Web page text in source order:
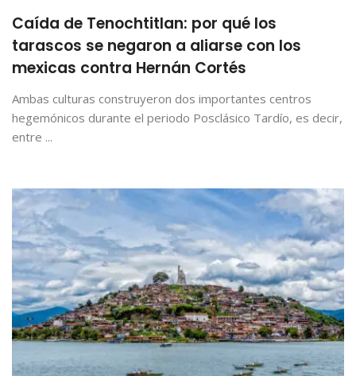
Caída de Tenochtitlan: por qué los
tarascos se negaron a aliarse con los
mexicas contra Hernán Cortés
Ambas culturas construyeron dos importantes centros
hegemónicos durante el periodo Posclásico Tardío, es decir,
entre ...